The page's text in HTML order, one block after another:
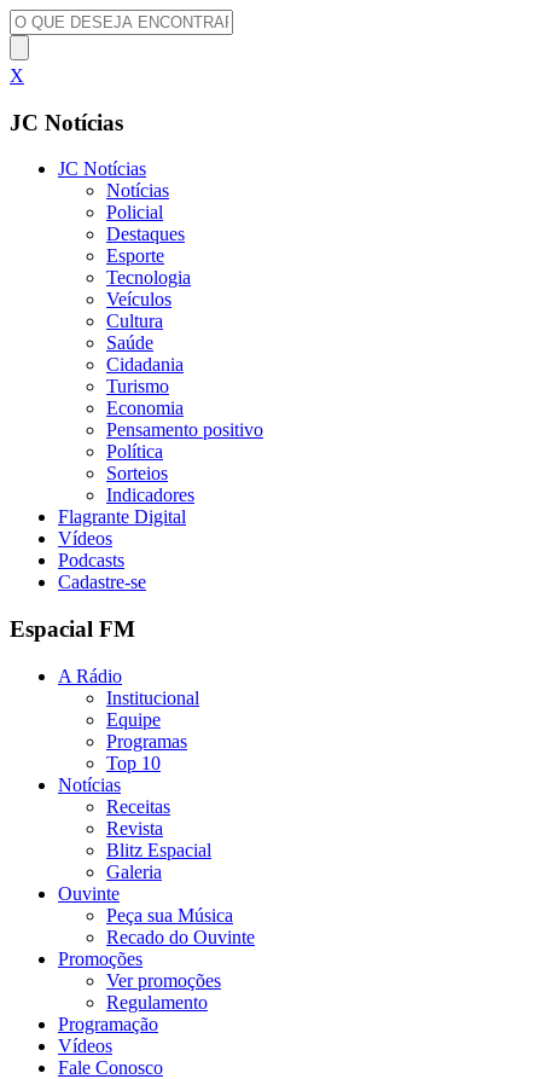
X
JC Notícias
JC Notícias
Notícias
Policial
Destaques
Esporte
Tecnologia
Veículos
Cultura
Saúde
Cidadania
Turismo
Economia
Pensamento positivo
Política
Sorteios
Indicadores
Flagrante Digital
Vídeos
Podcasts
Cadastre-se
Espacial FM
A Rádio
Institucional
Equipe
Programas
Top 10
Notícias
Receitas
Revista
Blitz Espacial
Galeria
Ouvinte
Peça sua Música
Recado do Ouvinte
Promoções
Ver promoções
Regulamento
Programação
Vídeos
Fale Conosco